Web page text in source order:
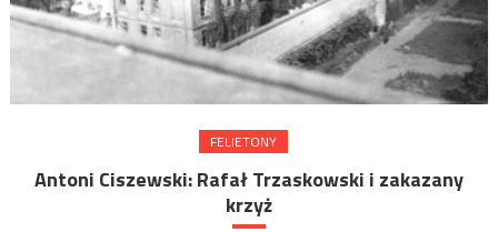
FELIETONY
Antoni Ciszewski: Rafał Trzaskowski i zakazany
krzyż